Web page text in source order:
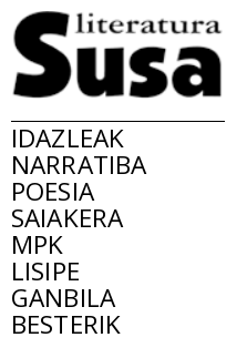
IDAZLEAK
NARRATIBA
POESIA
SAIAKERA
MPK
LISIPE
GANBILA
BESTERIK